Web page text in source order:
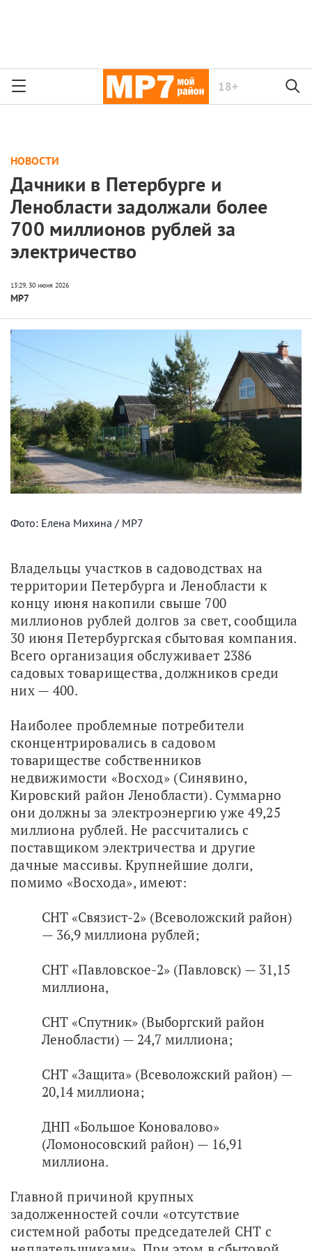
18+
НОВОСТИ
Дачники в Петербурге и
Ленобласти задолжали более
700 миллионов рублей за
электричество
МР7
Фото: Елена Михина / МР7
Владельцы участков в садоводствах на
территории Петербурга и Ленобласти к
концу июня накопили свыше 700
миллионов рублей долгов за свет, сообщила
30 июня Петербургская сбытовая компания.
Всего организация обслуживает 2386
садовых товарищества, должников среди
них — 400.
Наиболее проблемные потребители
сконцентрировались в садовом
товариществе собственников
недвижимости «Восход» (Синявино,
Кировский район Ленобласти). Суммарно
они должны за электроэнергию уже 49,25
миллиона рублей. Не рассчитались с
поставщиком электричества и другие
дачные массивы. Крупнейшие долги,
помимо «Восхода», имеют:
СНТ «Связист-2» (Всеволожский район)
— 36,9 миллиона рублей;
СНТ «Павловское-2» (Павловск) — 31,15
миллиона,
СНТ «Спутник» (Выборгский район
Ленобласти) — 24,7 миллиона;
СНТ «Защита» (Всеволожский район) —
20,14 миллиона;
ДНП «Большое Коновалово»
(Ломоносовский район) — 16,91
миллиона.
Главной причиной крупных
задолженностей сочли «отсутствие
системной работы председателей СНТ с